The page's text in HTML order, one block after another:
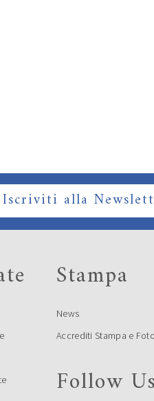
Iscriviti alla
Stampa
News
Accrediti Stampa e
Follow